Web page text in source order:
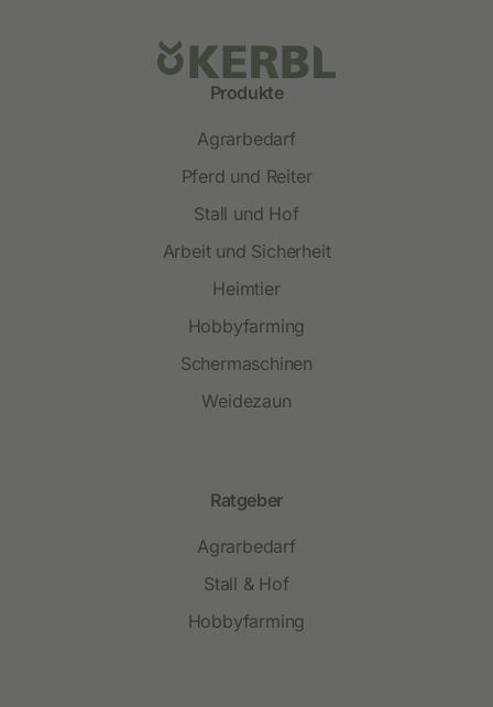
Produkte
Agrarbedarf
Pferd und Reiter
Stall und Hof
Arbeit und Sicherheit
Heimtier
Hobbyfarming
Schermaschinen
Weidezaun
Ratgeber
Agrarbedarf
Stall & Hof
Hobbyfarming